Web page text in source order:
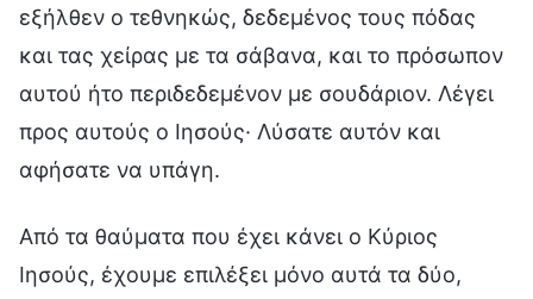
εξήλθεν ο τεθνηκώς, δεδεμένος τους πόδας
και τας χείρας με τα σάβανα, και το πρόσωπον
αυτού ήτο περιδεδεμένον με σουδάριον. Λέγει
προς αυτούς ο Ιησούς· Λύσατε αυτόν και
αφήσατε να υπάγη.
Από τα θαύματα που έχει κάνει ο Κύριος
Ιησούς, έχουμε επιλέξει μόνο αυτά τα δύο,